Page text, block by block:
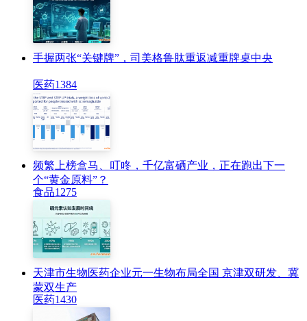
手握两张“关键牌”，司美格鲁肽重返减重牌桌中央
医药1384
频繁上榜盒马、叮咚，千亿富硒产业，正在跑出下一
个“黄金原料”？
食品1275
天津市生物医药企业元一生物布局全国 京津双研发、冀
蒙双生产
医药1430